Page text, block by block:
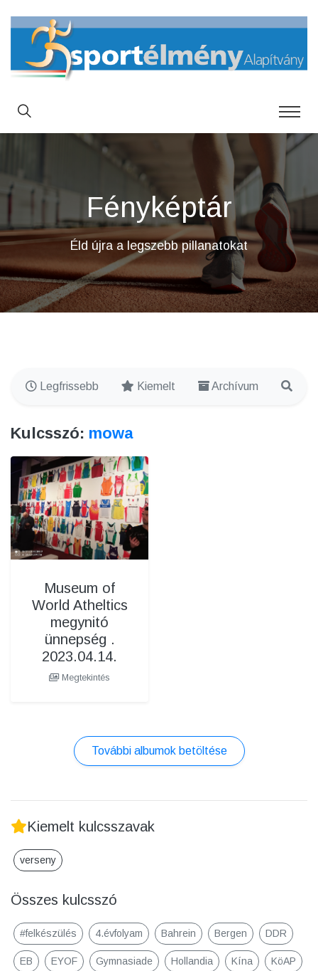
Fényképtár
Éld újra a legszebb pillanatokat
Legfrissebb Kiemelt Archívum
Kulcsszó: mowa
Museum of
World Atheltics
megynitó
ünnepség .
2023.04.14.
Megtekintés
További albumok betöltése
Kiemelt kulcsszavak
verseny
Összes kulcsszó
#felkészülés 4.évfolyam Bahrein Bergen DDR
EB EYOF Gymnasiade Hollandia Kína KöAP